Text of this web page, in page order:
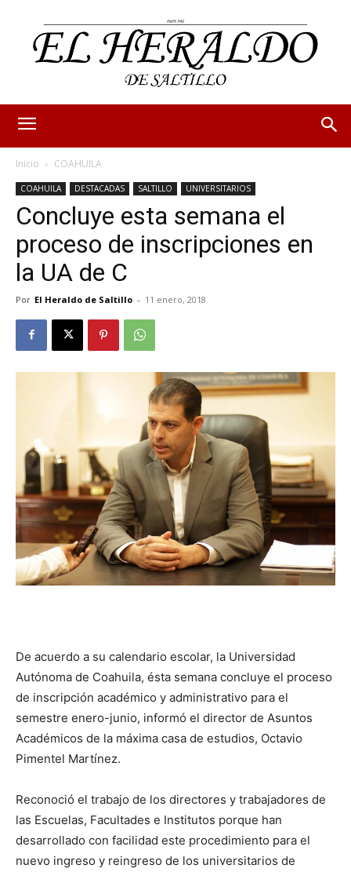
Inicio COAHUILA
COAHUILA DESTACADAS SALTILLO UNIVERSITARIOS
Concluye esta semana el
proceso de inscripciones en
la UA de C
Por El Heraldo de Saltillo - 11 enero, 2018
De acuerdo a su calendario escolar, la Universidad
Autónoma de Coahuila, ésta semana concluye el proceso
de inscripción académico y administrativo para el
semestre enero-junio, informó el director de Asuntos
Académicos de la máxima casa de estudios, Octavio
Pimentel Martínez.
Reconoció el trabajo de los directores y trabajadores de
las Escuelas, Facultades e Institutos porque han
desarrollado con facilidad este procedimiento para el
nuevo ingreso y reingreso de los universitarios de